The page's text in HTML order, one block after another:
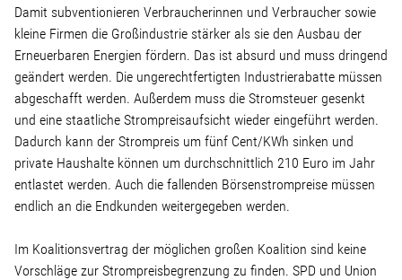
Pressemitteilungen
Presse
Pressebilder
Service
Termine
Damit subventionieren Verbraucherinnen und Verbraucher sowie
kleine Firmen die Großindustrie stärker als sie den Ausbau der
Erneuerbaren Energien fördern. Das ist absurd und muss dringend
geändert werden. Die ungerechtfertigten Industrierabatte müssen
abgeschafft werden. Außerdem muss die Stromsteuer gesenkt
und eine staatliche Strompreisaufsicht wieder eingeführt werden.
Dadurch kann der Strompreis um fünf Cent/KWh sinken und
private Haushalte können um durchschnittlich 210 Euro im Jahr
entlastet werden. Auch die fallenden Börsenstrompreise müssen
endlich an die Endkunden weitergegeben werden.
Im Koalitionsvertrag der möglichen großen Koalition sind keine
Vorschläge zur Strompreisbegrenzung zu finden. SPD und Union